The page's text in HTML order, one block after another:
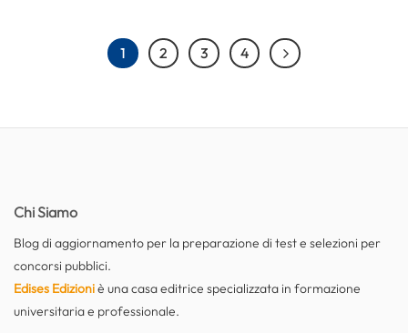
1 2 3 4
Chi Siamo
Blog di aggiornamento per la preparazione di test e selezioni per
concorsi pubblici.
Edises Edizioniè una casa editrice specializzata in formazione
universitaria e professionale.